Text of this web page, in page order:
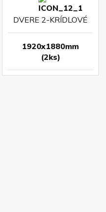
DVERE 2-KRÍDLOVÉ
1920x1880mm
(2ks)